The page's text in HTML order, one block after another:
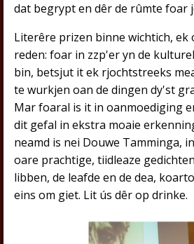
dat begrypt en dêr de rûmte foar
Literêre prizen binne wichtich, ek
reden: foar in zzp'er yn de
bin, betsjut it ek rjochtstreeks
te wurkjen oan de dingen dy'st
Mar foaral is it in oanmoediging
dit gefal in ekstra moaie
neamd is nei Douwe Tamminga,
oare prachtige, tiidleaze
libben, de leafde en de dea,
eins om giet. Lit ús dêr op drinke.